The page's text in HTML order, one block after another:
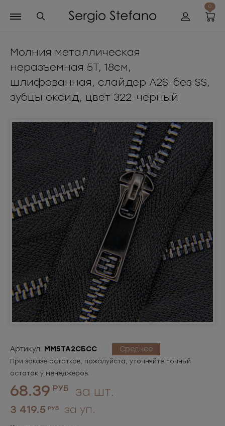
0
Молния металлическая
неразъемная 5Т, 18см,
шлифованная, слайдер А2S-без SS,
зубцы оксид, цвет 322-черный
Артикул: ММ5ТА2СБСС Среднее
При заказе остатков, пожалуйста, уточняйте точный
остаток у менеджеров.
68.39 РУБ за шт.
3 419.5 РУБ за уп.